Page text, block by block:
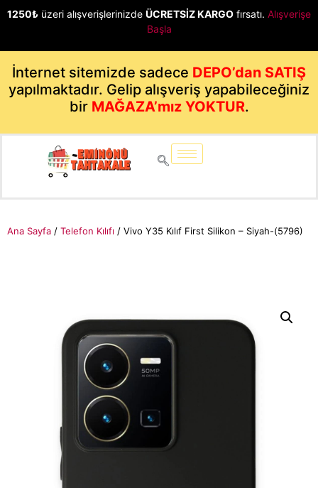
1250₺ üzeri alışverişlerinizde ÜCRETSİZ KARGO fırsatı. Alışverişe
Başla
İnternet sitemizde sadece DEPO’dan SATIŞ
yapılmaktadır. Gelip alışveriş yapabileceğiniz
bir MAĞAZA’mız YOKTUR.
Ana Sayfa / Telefon Kılıfı / Vivo Y35 Kılıf First Silikon – Siyah-(5796)